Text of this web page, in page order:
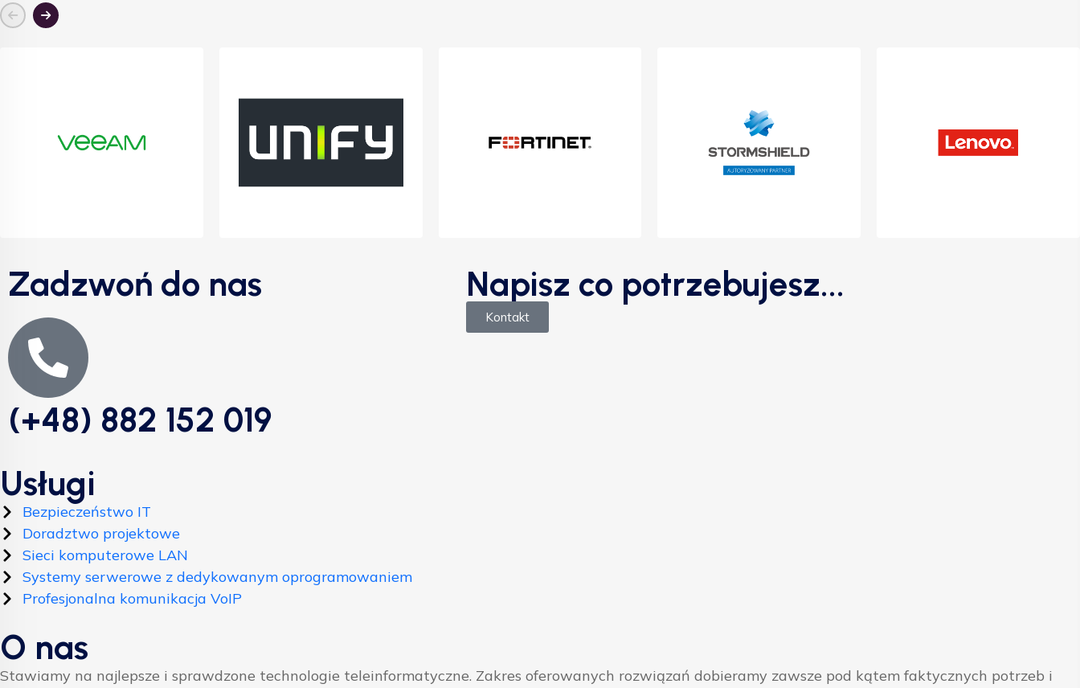
Zadzwoń do nas
(+48) 882 152 019
Napisz co potrzebujesz...
Kontakt
Usługi
Bezpieczeństwo IT
Doradztwo projektowe
Sieci komputerowe LAN
Systemy serwerowe z dedykowanym oprogramowaniem
Profesjonalna komunikacja VoIP
O nas
Stawiamy na najlepsze i sprawdzone technologie teleinformatyczne. Zakres oferowanych rozwiązań dobieramy zawsze pod kątem faktycznych potrzeb i